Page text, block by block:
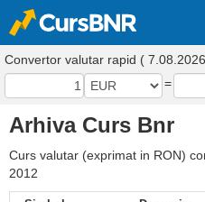
Convertor valutar rapid (
=
Arhiva Curs Bnr
Curs valutar (exprimat in RON)
2012